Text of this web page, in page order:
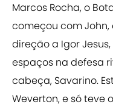
Marcos Rocha, o
começou com
direção a Igor
espaços na defesa
cabeça, Savarino.
Weverton, e só teve